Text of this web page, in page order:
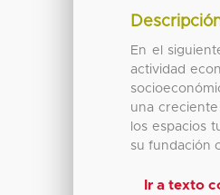
En el
actividad
una creciente
los espacios
su fundación
Ir a texto